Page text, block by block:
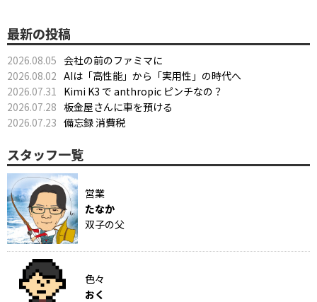
最新の投稿
2026.08.05 会社の前のファミマに
2026.08.02 AIは「高性能」から「実用性」の時代へ
2026.07.31 Kimi K3 で anthropic ピンチなの？
2026.07.28 板金屋さんに車を預ける
2026.07.23 備忘録 消費税
スタッフ一覧
営業
たなか
双子の父
色々
おく